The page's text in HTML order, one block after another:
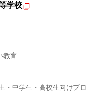
学校
教育
・中学生・高校生向けプロ